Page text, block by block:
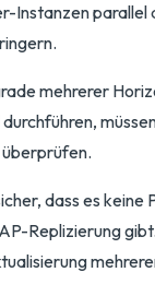
Instanzen parallel
mehrerer
dass es
Replizierung